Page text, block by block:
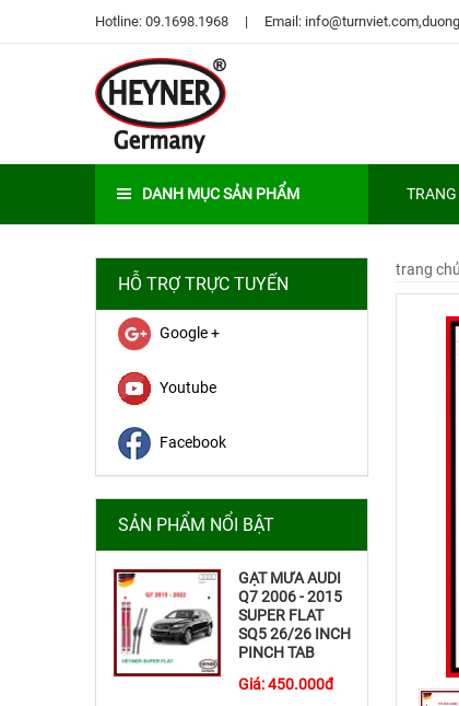
Hotline: 09.1698.1968 Email:
DANH MỤC SẢN PHẨM
HỖ TRỢ TRỰC TUYẾN
Google +
Youtube
Facebook
SẢN PHẨM NỔI BẬT
GẠT MƯA AUDI
Q7 2006 - 2015
SUPER FLAT
SQ5 26/26 INCH
PINCH TAB
Giá:450.000đ
trang chủ